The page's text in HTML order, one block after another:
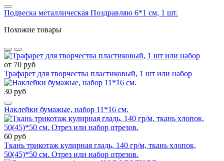
Подвеска металлическая Поздравляю 6*1 см, 1 шт.
Похожие товары
от 70 руб
Трафарет для творчества пластиковый, 1 шт или набор
30 руб
Наклейки бумажые, набор 11*16 см.
60 руб
Ткань трикотаж кулирная гладь, 140 гр/м, ткань хлопок,
50(45)*50 см. Отрез или набор отрезов.